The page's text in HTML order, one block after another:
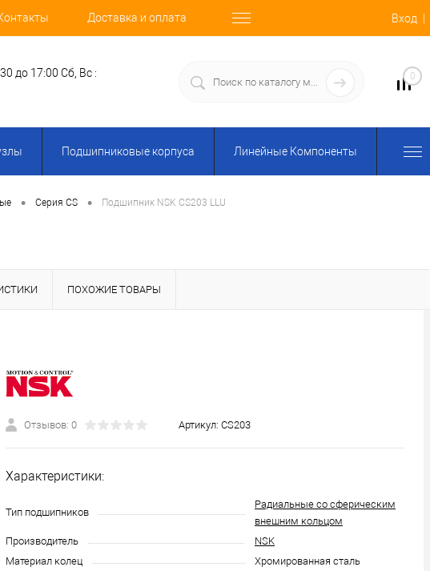
Доставка и оплата Вход
до 17:00 Сб, Вс :
0
Подшипниковые корпуса Линейные Компоненты
• Серия CS • Подшипник NSK CS203 LLU
ПОХОЖИЕ ТОВАРЫ
Отзывов: 0 Артикул: CS203
Характеристики:
Тип подшипников
Радиальные со сферическим
внешним кольцом
Производитель
NSK
Материал колец
Хромированная сталь